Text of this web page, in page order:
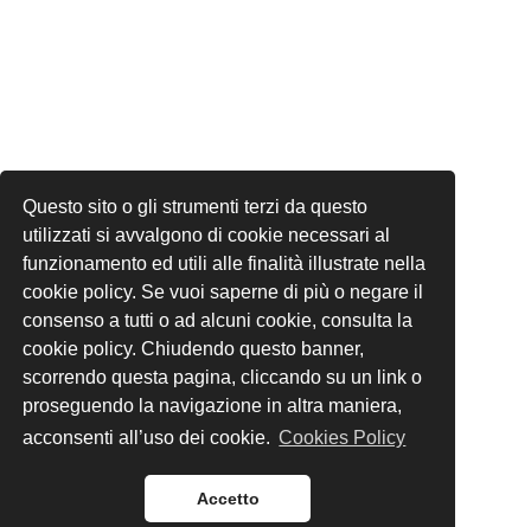
Questo sito o gli strumenti terzi da questo
utilizzati si avvalgono di cookie necessari al
funzionamento ed utili alle finalità illustrate nella
cookie policy. Se vuoi saperne di più o negare il
consenso a tutti o ad alcuni cookie, consulta la
cookie policy. Chiudendo questo banner,
scorrendo questa pagina, cliccando su un link o
proseguendo la navigazione in altra maniera,
acconsenti all’uso dei cookie. Cookies Policy
Accetto